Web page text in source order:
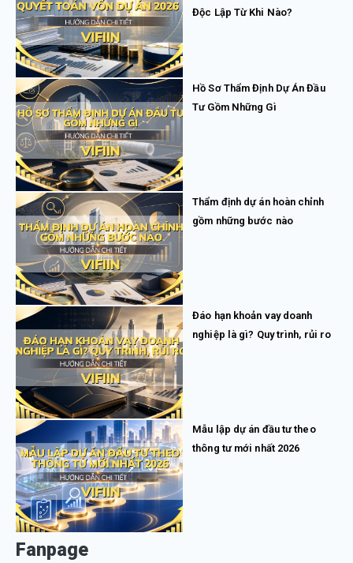
Độc Lập Từ Khi Nào?
Hồ Sơ Thẩm Định Dự Án Đầu
Tư Gồm Những Gì
Thẩm định dự án hoàn chỉnh
gồm những bước nào
Đáo hạn khoản vay doanh
nghiệp là gì? Quy trình, rủi ro
Mẫu lập dự án đầu tư theo
thông tư mới nhất 2026
Fanpage